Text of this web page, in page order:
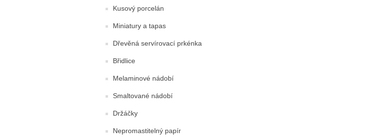
Kusový porcelán
Miniatury a tapas
Dřevěná servírovací prkénka
Břidlice
Melaminové nádobí
Smaltované nádobí
Držáčky
Nepromastitelný papír